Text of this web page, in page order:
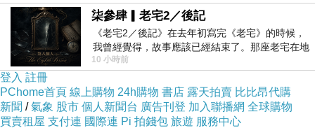
柒參肆▎老宅2／後記
《老宅2／後記》在去年初寫完《老宅》的時候，
我曾經覺得，故事應該已經結束了。那座老宅在地
震中倒塌，七個人終於離開那片黑暗，
10 小時前
登入 註冊
PChome首頁 線上購物 24h購物 書店 露天拍賣 比比昂代購
新聞 /氣象 股市 個人新聞台 廣告刊登 加入聯播網 全球購物
買賣租屋 支付連 國際連 Pi 拍錢包 旅遊 服務中心